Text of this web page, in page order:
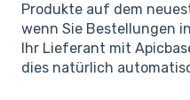
Produkte auf dem
wenn Sie Bestellungen
Ihr Lieferant mit
dies natürlich